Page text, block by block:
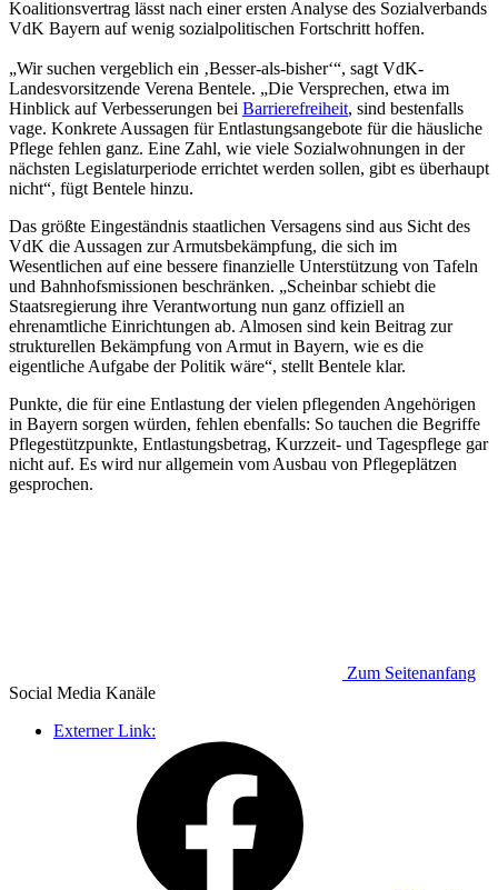
Koalitionsvertrag lässt nach einer ersten Analyse des Sozialverbands
VdK Bayern auf wenig sozialpolitischen Fortschritt hoffen.
„Wir suchen vergeblich ein ‚Besser-als-bisher‘“, sagt VdK-
Landesvorsitzende Verena Bentele. „Die Versprechen, etwa im
Hinblick auf Verbesserungen bei Barrierefreiheit, sind bestenfalls
vage. Konkrete Aussagen für Entlastungsangebote für die häusliche
Pflege fehlen ganz. Eine Zahl, wie viele Sozialwohnungen in der
nächsten Legislaturperiode errichtet werden sollen, gibt es überhaupt
nicht“, fügt Bentele hinzu.
Das größte Eingeständnis staatlichen Versagens sind aus Sicht des
VdK die Aussagen zur Armutsbekämpfung, die sich im
Wesentlichen auf eine bessere finanzielle Unterstützung von Tafeln
und Bahnhofsmissionen beschränken. „Scheinbar schiebt die
Staatsregierung ihre Verantwortung nun ganz offiziell an
ehrenamtliche Einrichtungen ab. Almosen sind kein Beitrag zur
strukturellen Bekämpfung von Armut in Bayern, wie es die
eigentliche Aufgabe der Politik wäre“, stellt Bentele klar.
Punkte, die für eine Entlastung der vielen pflegenden Angehörigen
in Bayern sorgen würden, fehlen ebenfalls: So tauchen die Begriffe
Pflegestützpunkte, Entlastungsbetrag, Kurzzeit- und Tagespflege gar
nicht auf. Es wird nur allgemein vom Ausbau von Pflegeplätzen
gesprochen.
Zum Seitenanfang
Social Media Kanäle
Externer Link: